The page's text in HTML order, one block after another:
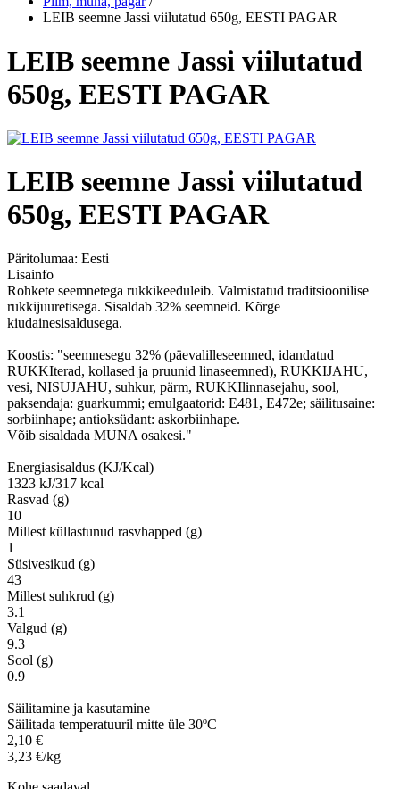
LEIB seemne Jassi viilutatud 650g, EESTI PAGAR
LEIB seemne Jassi viilutatud
650g, EESTI PAGAR
LEIB seemne Jassi viilutatud
650g, EESTI PAGAR
Päritolumaa: Eesti
Lisainfo
Rohkete seemnetega rukkikeeduleib. Valmistatud traditsioonilise
rukkijuuretisega. Sisaldab 32% seemneid. Kõrge
kiudainesisaldusega.
Koostis: "seemnesegu 32% (päevalilleseemned, idandatud
RUKKIterad, kollased ja pruunid linaseemned), RUKKIJAHU,
vesi, NISUJAHU, suhkur, pärm, RUKKIlinnasejahu, sool,
paksendaja: guarkummi; emulgaatorid: E481, E472e; säilitusaine:
sorbiinhape; antioksüdant: askorbiinhape.
Võib sisaldada MUNA osakesi."
Energiasisaldus (KJ/Kcal)
1323 kJ/317 kcal
Rasvad (g)
10
Millest küllastunud rasvhapped (g)
1
Süsivesikud (g)
43
Millest suhkrud (g)
3.1
Valgud (g)
9.3
Sool (g)
0.9
Säilitamine ja kasutamine
Säilitada temperatuuril mitte üle 30ºC
2,10 €
3,23 €/kg